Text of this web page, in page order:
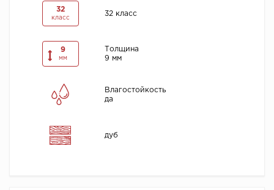
32
класс
32 класс
9
мм
Толщина
9 мм
Влагостойкость
да
дуб